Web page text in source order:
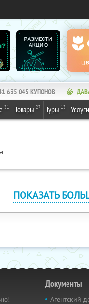
635 045 КУПОНОВ
31 Товары 27 Туры 13 Услуги
ПОКАЗАТЬ
Документы
Агентский